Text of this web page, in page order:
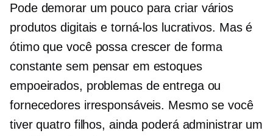
Pode demorar um pouco para criar vários
produtos digitais e torná-los lucrativos. Mas é
ótimo que você possa crescer de forma
constante sem pensar em estoques
empoeirados, problemas de entrega ou
fornecedores irresponsáveis. Mesmo se você
tiver quatro filhos, ainda poderá administrar um